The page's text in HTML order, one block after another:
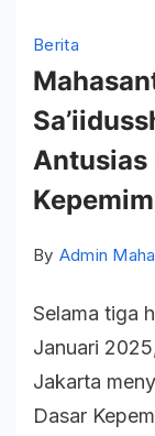
Berita
Antusias
By Admin Maha
Selama tiga
Januari
Jakarta
Dasar